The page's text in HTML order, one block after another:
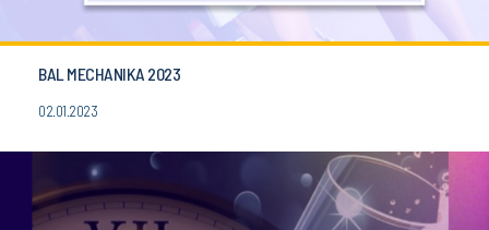
BAL MECHANIKA 2023
02.01.2023